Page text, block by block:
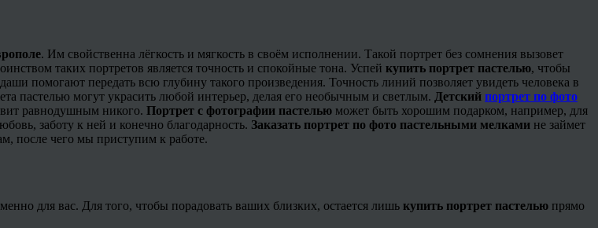
. Им свойственна лёгкость и мягкость в своём исполнении. Такой портрет без сомнения вызовет
таких портретов является точность и спокойные тона. Успей купить портрет пастелью, чтобы
помогают передать всю глубину такого произведения. Точность линий позволяет увидеть человека в
пастелью могут украсить любой интерьер, делая его необычным и светлым. Детский портрет по фото
равнодушным никого. Портрет с фотографии пастелью может быть хорошим подарком, например, для
заботу к ней и конечно благодарность. Заказать портрет по фото пастельными мелками не займет
после чего мы приступим к работе.
для вас. Для того, чтобы порадовать ваших близких, остается лишь купить портрет пастелью прямо